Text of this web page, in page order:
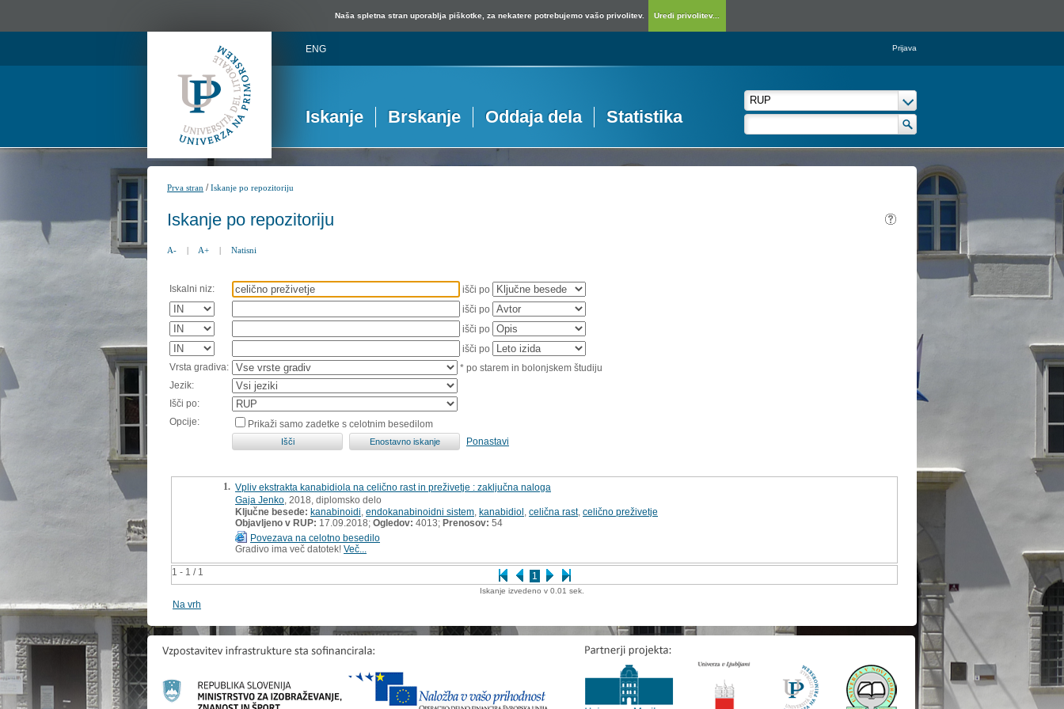
Naša spletna stran uporablja piškotke, za nekatere potrebujemo vašo privolitev. Uredi privolitev...
ENG Prijava
Iskanje Brskanje Oddaja dela Statistika
Prva stran /Iskanje po repozitoriju
Iskanje po repozitoriju
A- | A+ | Natisni
Iskalni niz:
išči po
išči po
išči po
išči po
Vrsta gradiva:
* po starem in bolonjskem študiju
Jezik:
Išči po:
Opcije:
Prikaži samo zadetke s celotnim besedilom
Ponastavi
1 - 1 / 1 1
1. Vpliv ekstrakta kanabidiola na celično rast in preživetje : zaključna naloga
Gaja Jenko , 2018, diplomsko delo
Ključne besede: kanabinoidi endokanabinoidni sistem kanabidiol celična rast, celično preživetje
Objavljeno v RUP: 17.09.2018; Ogledov: 4013; Prenosov: 54
Povezava na celotno besedilo
Gradivo ima več datotek! Več...
Iskanje izvedeno v 0.01 sek.
Na vrh